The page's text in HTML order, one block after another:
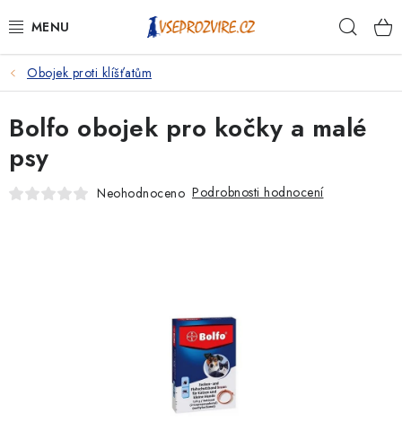
na
PSI
KOČKY
KONĚ
KRÁLÍCI/HLODAVCI/PTÁCI
Obojek proti klíšťatům
Bolfo obojek pro kočky a malé
psy
Neohodnoceno Podrobnosti hodnocení